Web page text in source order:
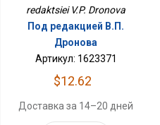
redaktsiei V.P. Dronova
Под редакцией В.П.
Дронова
Артикул: 1623371
$12.62
Доставка за 14–20 дней